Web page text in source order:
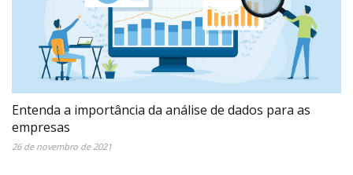
Entenda a importância da análise de dados para as
empresas
26 de novembro de 2021